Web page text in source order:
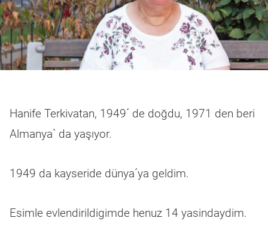
Hanife Terkivatan, 1949´ de doğdu, 1971 den beri
Almanya` da yaşıyor.
1949 da kayseride dünya´ya geldim.
Esimle evlendirildigimde henuz 14 yasindaydim.